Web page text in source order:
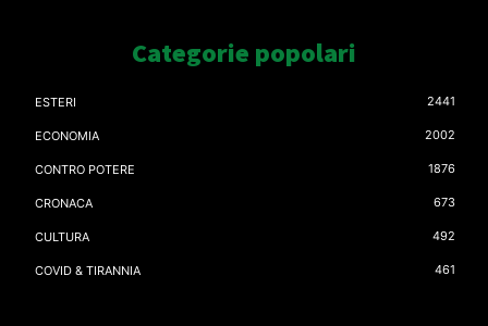
Categorie popolari
ESTERI 2441
ECONOMIA 2002
CONTRO POTERE 1876
CRONACA 673
CULTURA 492
COVID & TIRANNIA 461